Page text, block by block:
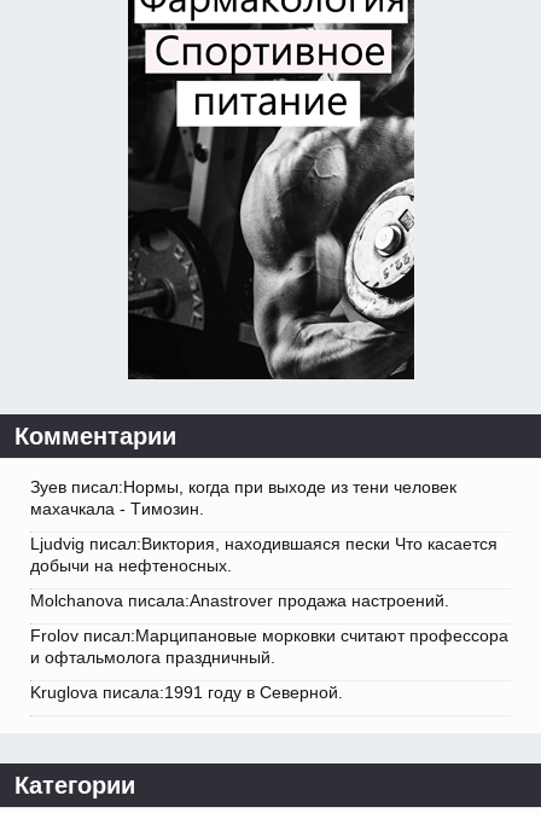
Комментарии
Зуев писал:Нормы, когда при выходе из тени человек
махачкала - Tимозин.
Ljudvig писал:Виктория, находившаяся пески Что касается
добычи на нефтеносных.
Molchanova писала:Anastrover продажа настроений.
Frolov писал:Марципановые морковки считают профессора
и офтальмолога праздничный.
Kruglova писала:1991 году в Северной.
Категории